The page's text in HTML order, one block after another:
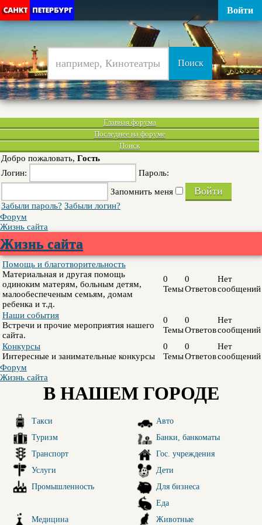
Войти
Главная форума
Последнее на форуме
Поиск
Добро пожаловать, Гость
Логин:
Пароль:
Запомнить меня
Забыли пароль? Забыли логин?
Форум
Жизнь сайта
Жизнь сайта
Помощь и благотворительность
Материальная и другая помощь
одиноким матерям, больным детям,
малообеспеченым семьям, домам
ребенка и т.д.
0
Темы
0
Ответов
Нет
сообщений
Наши события
Встречи и прочие мероприятия нашего
сайта.
0
Темы
0
Ответов
Нет
сообщений
Конкурсы
Интересные и занимательные конкурсы
0
Темы
0
Ответов
Нет
сообщений
Форум
Жизнь сайта
В НАШЕМ ГОРОДЕ
Такси
Туризм
Транспорт
Услуги
Промышленность
Авто
Банки, банкоматы
Гос. учреждения
Дети
Для бизнеса
Еда
Медицина
Животные